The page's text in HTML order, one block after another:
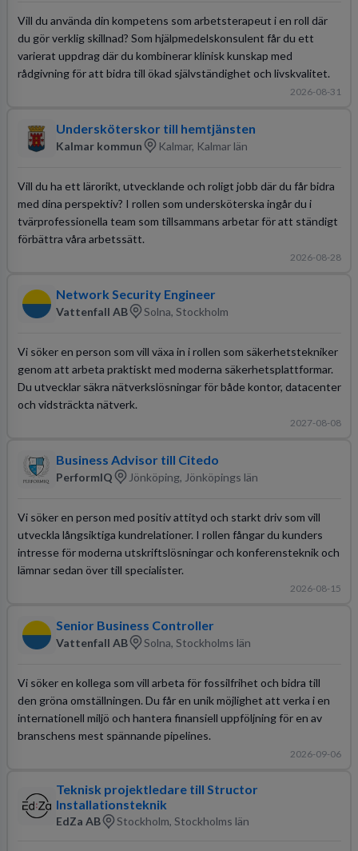
Vill du använda din kompetens som arbetsterapeut i en roll där
du gör verklig skillnad? Som hjälpmedelskonsulent får du ett
varierat uppdrag där du kombinerar klinisk kunskap med
rådgivning för att bidra till ökad självständighet och livskvalitet.
2026-08-31
Undersköterskor till hemtjänsten
Kalmar kommun Kalmar, Kalmar län
Vill du ha ett lärorikt, utvecklande och roligt jobb där du får bidra
med dina perspektiv? I rollen som undersköterska ingår du i
tvärprofessionella team som tillsammans arbetar för att ständigt
förbättra våra arbetssätt.
2026-08-28
Network Security Engineer
Vattenfall AB Solna, Stockholm
Vi söker en person som vill växa in i rollen som säkerhetstekniker
genom att arbeta praktiskt med moderna säkerhetsplattformar.
Du utvecklar säkra nätverkslösningar för både kontor, datacenter
och vidsträckta nätverk.
2027-08-08
Business Advisor till Citedo
PerformIQ Jönköping, Jönköpings län
Vi söker en person med positiv attityd och starkt driv som vill
utveckla långsiktiga kundrelationer. I rollen fångar du kunders
intresse för moderna utskriftslösningar och konferensteknik och
lämnar sedan över till specialister.
2026-08-15
Senior Business Controller
Vattenfall AB Solna, Stockholms län
Vi söker en kollega som vill arbeta för fossilfrihet och bidra till
den gröna omställningen. Du får en unik möjlighet att verka i en
internationell miljö och hantera finansiell uppföljning för en av
branschens mest spännande pipelines.
2026-09-06
Teknisk projektledare till Structor
Installationsteknik
EdZa AB Stockholm, Stockholms län